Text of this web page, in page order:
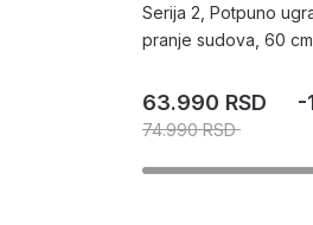
Serija 2, Potpuno
pranje sudova, 60 cm,
63.990 RSD
74.990 RSD
-